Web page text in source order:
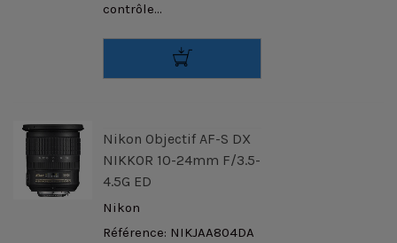
contrôle...
Nikon Objectif AF-S DX
NIKKOR 10-24mm F/3.5-
4.5G ED
Nikon
Référence: NIKJAA804DA